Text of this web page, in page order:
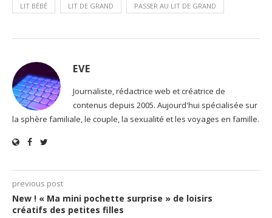
LIT BÉBÉ LIT DE GRAND PASSER AU LIT DE GRAND
EVE
Journaliste, rédactrice web et créatrice de
contenus depuis 2005. Aujourd'hui spécialisée sur
la sphère familiale, le couple, la sexualité et les voyages en famille.
previous post
New ! « Ma mini pochette surprise » de loisirs
créatifs des petites filles